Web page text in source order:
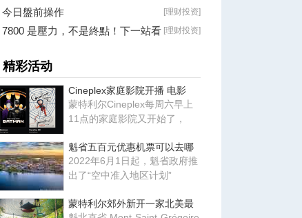
线利润！
[理财投资]
今日盤前操作
[理财投资]
7800 是壓力，不是終點！下一站看
▌精彩活动
Cineplex家庭影院开播 电影
蒙特利尔Cineplex每周六早上
11点的家庭影院又开始了，
魁省五百元优惠机票可以去哪
2022年6月1日起，魁省政府推
出了“空中准入地区计划”
蒙特利尔郊外新开一家北美最